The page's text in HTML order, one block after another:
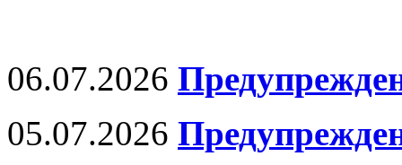
06.07.2026
05.07.2026